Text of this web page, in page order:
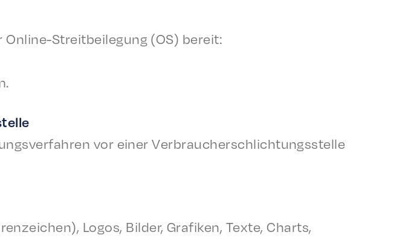
Stre­it­bei­le­gung (OS) bere­it:
vor einer Verbrauch­er­schlich­tungsstelle
Logos, Bilder, Grafiken, Texte, Charts,